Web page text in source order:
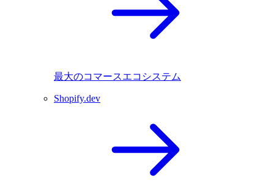
最大のコマースエコシステム
Shopify.dev